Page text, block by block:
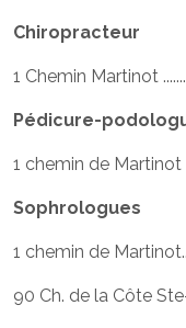
Chiropracteur
1 Chemin Martinot
Pédicure-
1 chemin de Martinot
Sophrologues
1 chemin de
90 Ch. de la Côte Ste-